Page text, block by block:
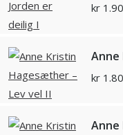
kr
Anne
kr
Anne